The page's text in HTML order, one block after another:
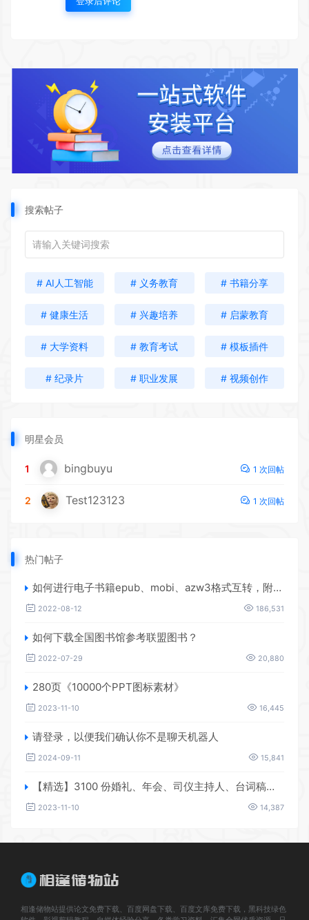
搜索帖子
# AI人工智能 # 义务教育 # 书籍分享
# 健康生活 # 兴趣培养 # 启蒙教育
# 大学资料 # 教育考试 # 模板插件
# 纪录片 # 职业发展 # 视频创作
明星会员
1 bingbuyu 1 次回帖
2 Test123123 1 次回帖
热门帖子
如何进行电子书籍epub、mobi、azw3格式互转，附海量电子书籍资源
2022-08-12 186,531
如何下载全国图书馆参考联盟图书？
2022-07-29 20,880
280页《10000个PPT图标素材》
2023-11-10 16,445
请登录，以便我们确认你不是聊天机器人
2024-09-11 15,841
【精选】3100 份婚礼、年会、司仪主持人、台词稿、节日生日、晚会、开场、开场白素材
2023-11-10 14,387
相逢储物站提供论文免费下载、百度网盘下载、百度文库免费下载，黑科技绿色